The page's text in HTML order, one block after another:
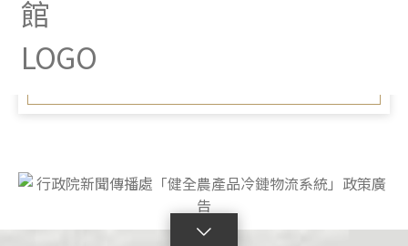
產品冷鏈物流系統」政策廣
告